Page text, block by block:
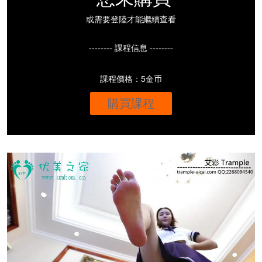
或需要登陸才能繼續查看
-------- 課程信息 --------
課程價格：5金币
購買課程